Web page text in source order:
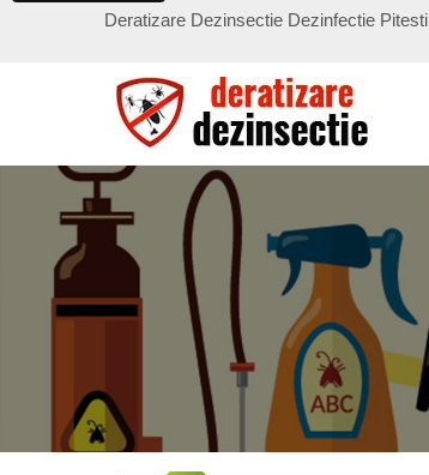
Deratizare Dezinsectie Dezinfectie Pitesti